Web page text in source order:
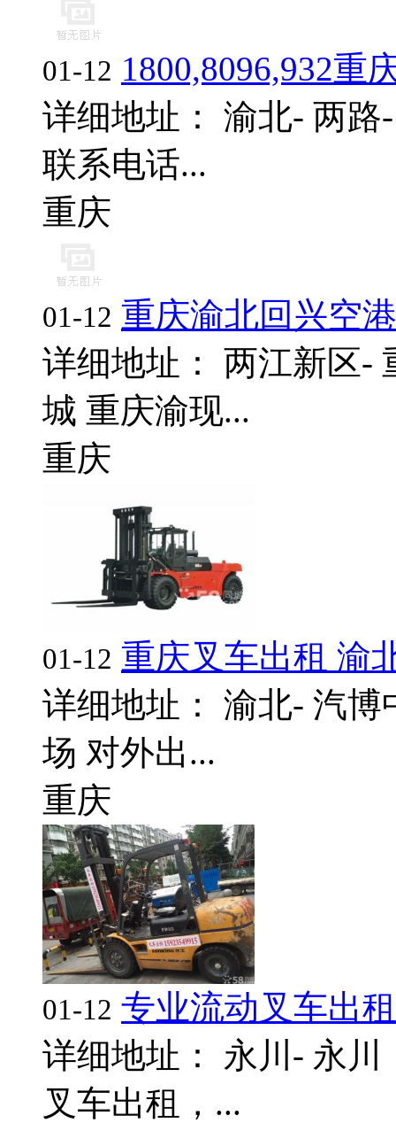
01-12 1800,8096,932重
详细地址： 渝北- 两
联系电话...
重庆
01-12 重庆渝北回兴空
详细地址： 两江新区-
城 重庆渝现...
重庆
01-12 重庆叉车出租 渝
详细地址： 渝北- 汽
场 对外出...
重庆
01-12 专业流动叉车出租
详细地址： 永川- 永
叉车出租，...